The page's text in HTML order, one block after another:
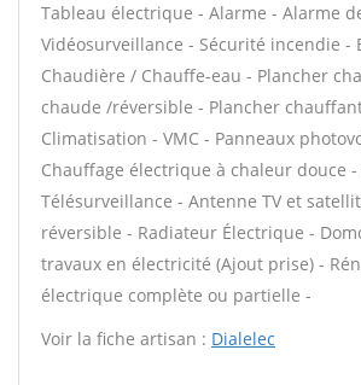
Tableau électrique - Alarme - Alarme
Vidéosurveillance - Sécurité incendie -
Chaudière / Chauffe-eau - Plancher
chaude /réversible - Plancher
Climatisation - VMC - Panneaux
Chauffage électrique à chaleur douce -
Télésurveillance - Antenne TV et
réversible - Radiateur Électrique -
travaux en électricité (Ajout prise) -
électrique complète ou partielle -
Voir la fiche artisan : Dialelec